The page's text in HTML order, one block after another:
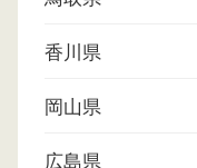
香川県
岡山県
広島県